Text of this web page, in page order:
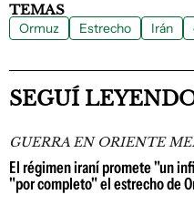
TEMAS
Ormuz Estrecho Irán
SEGUÍ
GUERRA EN ORIENTE
El régimen iraní promete "un
"por completo" el estrecho de